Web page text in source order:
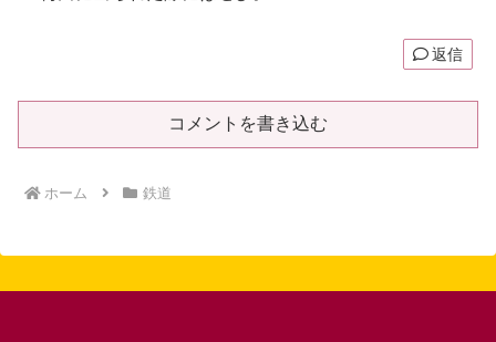
返信
コメントを書き込む
ホーム 鉄道